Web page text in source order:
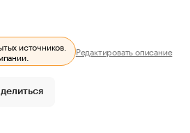
источников.
Редактировать описание